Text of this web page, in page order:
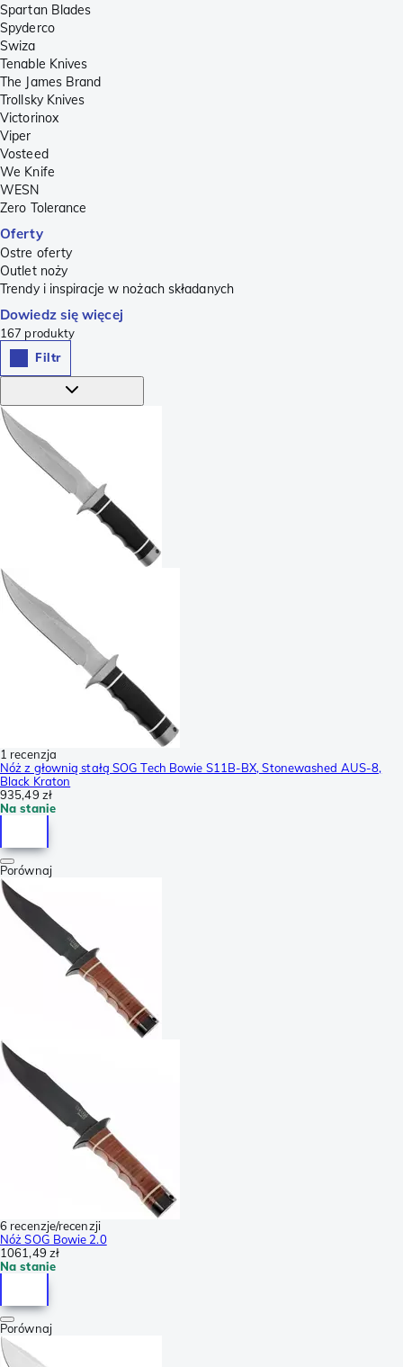
Spartan Blades
Spyderco
Swiza
Tenable Knives
The James Brand
Trollsky Knives
Victorinox
Viper
Vosteed
We Knife
WESN
Zero Tolerance
Oferty
Ostre oferty
Outlet noży
Trendy i inspiracje w nożach składanych
Dowiedz się więcej
167 produkty
Filtr
1 recenzja
Nóż z głownią stałą SOG Tech Bowie S11B-BX, Stonewashed AUS-8,
Black Kraton
935,49 zł
Na stanie
Porównaj
6 recenzje/recenzji
Nóż SOG Bowie 2.0
1061,49 zł
Na stanie
Porównaj